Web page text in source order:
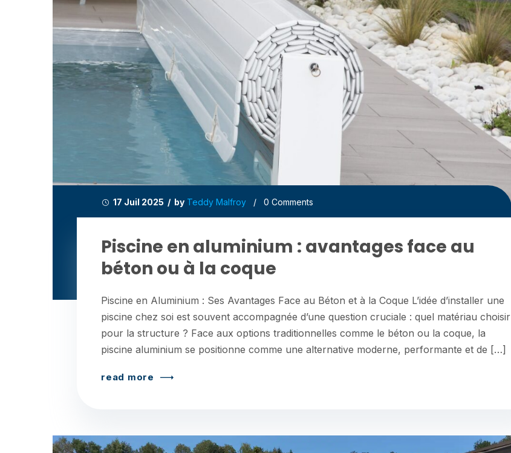
17 Juil 2025 / by Teddy Malfroy / 0 Comments
Piscine en aluminium : avantages face au
béton ou à la coque
Piscine en Aluminium : Ses Avantages Face au Béton et à la Coque L’idée d’installer une
piscine chez soi est souvent accompagnée d’une question cruciale : quel matériau choisir
pour la structure ? Face aux options traditionnelles comme le béton ou la coque, la
piscine aluminium se positionne comme une alternative moderne, performante et de […]
read more